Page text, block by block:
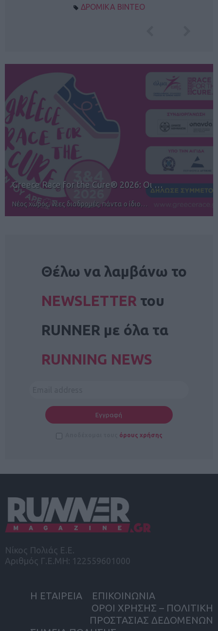
ΔΡΟΜΙΚΑ ΒΙΝΤΕΟ
12ος TUI Rhodes Marathon: Άνοιγμα ε…
Αγώνες για όλους στην Ρόδο
Θέλω να λαμβάνω το
NEWSLETTER του
RUNNER με όλα τα
RUNNING NEWS
όρους χρήσης
Νίκος Πολιάς Ε.Ε.
Αριθμός Γ.Ε.ΜΗ: 122559601000
Η ΕΤΑΙΡΕΙΑ
ΕΠΙΚΟΙΝΩΝΙΑ
ΟΡΟΙ ΧΡΗΣΗΣ – ΠΟΛΙΤΙΚΗ
ΠΡΟΣΤΑΣΙΑΣ ΔΕΔΟΜΕΝΩΝ